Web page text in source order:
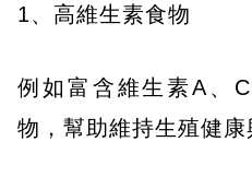
1、高維生素食物
例如富含維生素A、
物，幫助維持生殖健康